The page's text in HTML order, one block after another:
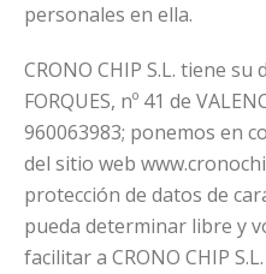
personales en ella.
CRONO CHIP S.L. tiene su
FORQUES, nº 41 de
960063983; ponemos en
del sitio web
protección de datos de
pueda determinar libre y
facilitar a CRONO CHIP